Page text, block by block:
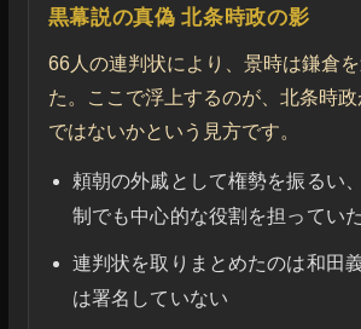
黒幕説の真偽 北条時政の影
66人の連判状により、景時は鎌倉
た。ここで浮上するのが、北条時
ではないかという見方です。
頼朝の外戚として権勢を振るい
制でも中心的な役割を担っていた
連判状を取りまとめたのは和田
は署名していない